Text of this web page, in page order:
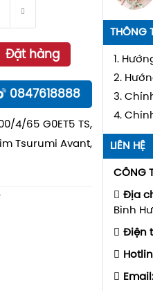
Đặt hàng
0847618888
4/65 G0ET5 TS,
Tsurumi Avant,
THÔNG
1.
2.
3.
4.
LIÊN HỆ
CÔNG
Địa
Bình
Điện
Email: